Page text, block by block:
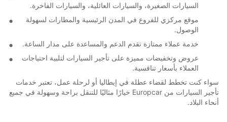
السيارات الصغيرة، والسيارات العائلية، والسيارات الفاخرة.
موقع مركزي للفروع في المدن الرئيسية والمطارات لسهولة
الوصول.
خدمة عملاء ممتازة تقدم الدعم والمساعدة على مدار الساعة.
عروض وتخفيضات مميزة على تأجير السيارات لتلبية احتياجات
العملاء بأسعار تنافسية.
سواء كنت تخطط لقضاء عطلة في إيطاليا أو لرحلة عمل، تعتبر خدمات
تأجير السيارات من Europcar خيارًا مثاليًا للتنقل براحة وسهولة في جميع
أنحاء البلاد.